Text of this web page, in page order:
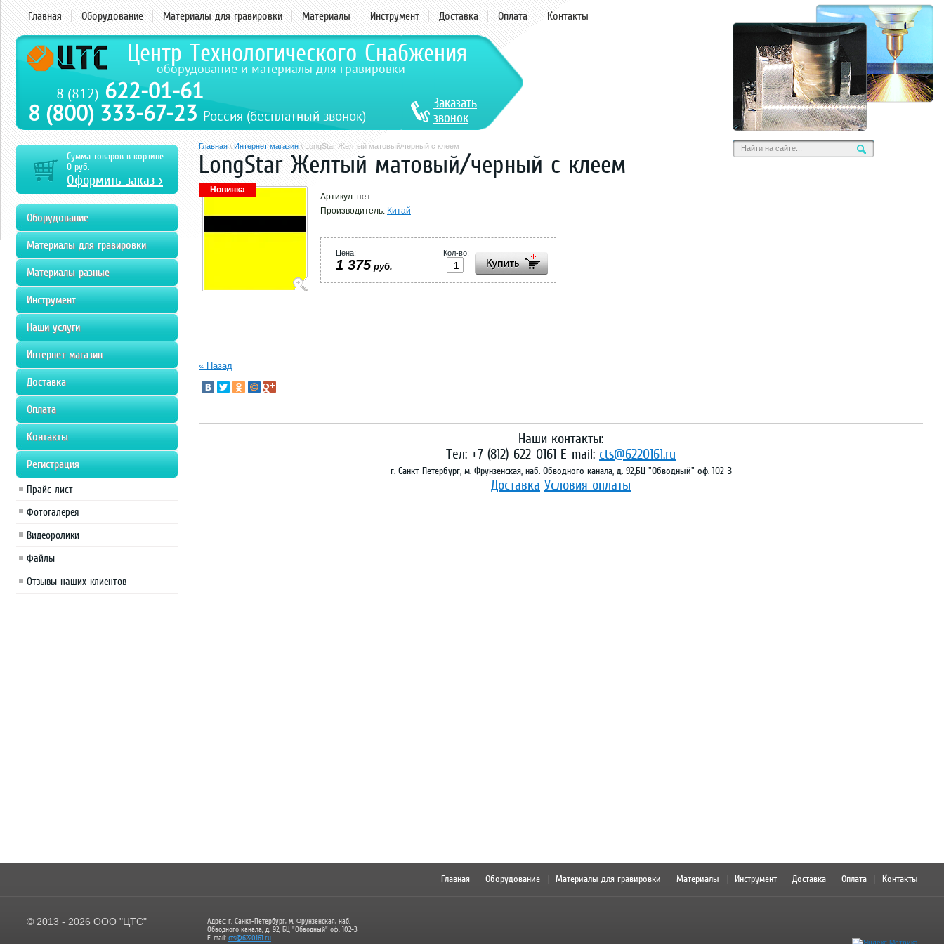
Главная Оборудование Материалы для гравировки Материалы Инструмент Доставка Оплата Контакты
8 (800) 333-67-23 Россия (бесплатный звонок)
Центр Технологического Снабжения
оборудование и материалы для гравировки
8 (812) 622-01-61
Заказать
звонок
Главная\Интернет магазин\ LongStar Желтый матовый/черный с клеем
LongStar Желтый матовый/черный с клеем
Новинка
Артикул: нет
Производитель: Китай
Кол-во:
Цена:
1 375 руб.
« Назад
Наши контакты:
Тел: +7 (812)-622-0161 E-mail: cts@6220161.ru
г. Санкт-Петербург, м. Фрунзенская, наб. Обводного канала, д. 92,БЦ "Обводный" оф. 102-3
Доставка Условия оплаты
Сумма товаров в корзине:
0 руб.
Оформить заказ >
Оборудование
Материалы для гравировки
Материалы разные
Инструмент
Наши услуги
Интернет магазин
Доставка
Оплата
Контакты
Регистрация
Прайс-лист
Фотогалерея
Видеоролики
Файлы
Отзывы наших клиентов
Главная Оборудование Материалы для гравировки Материалы Инструмент Доставка Оплата Контакты
© 2013 - 2026 ООО "ЦТС"
Адрес: г. Санкт-Петербург, м. Фрунзенская, наб.
Обводного канала, д. 92, БЦ "Обводный" оф. 102-3
E-mail: cts@6220161.ru